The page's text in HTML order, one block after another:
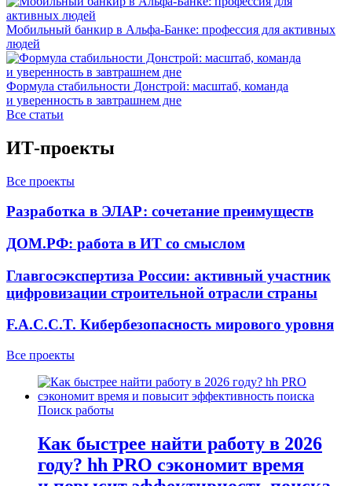
Мобильный банкир в Альфа-Банке: профессия для активных
людей
Формула стабильности Донстрой: масштаб, команда
и уверенность в завтрашнем дне
Все статьи
ИТ-проекты
Все проекты
Разработка в ЭЛАР: сочетание преимуществ
ДОМ.РФ: работа в ИТ со смыслом
Главгосэкспертиза России: активный участник
цифровизации строительной отрасли страны
F.A.C.C.T. Кибербезопасность мирового уровня
Все проекты
Поиск работы
Как быстрее найти работу в 2026
году? hh PRO сэкономит время